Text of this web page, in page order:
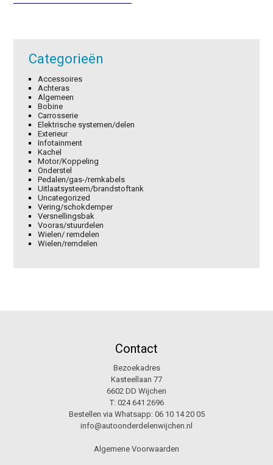
€37,45. €26,22.
Categorieën
Accessoires
Achteras
Algemeen
Bobine
Carrosserie
Elektrische systemen/delen
Exterieur
Infotainment
Kachel
Motor/Koppeling
Onderstel
Pedalen/gas-/remkabels
Uitlaatsysteem/brandstoftank
Uncategorized
Vering/schokdemper
Versnellingsbak
Vooras/stuurdelen
Wielen/ remdelen
Wielen/remdelen
Contact
Bezoekadres
Kasteellaan 77
6602 DD Wijchen
T: 024 641 2696
Bestellen via Whatsapp: 06 10 14 20 05
info@autoonderdelenwijchen.nl
Algemene Voorwaarden